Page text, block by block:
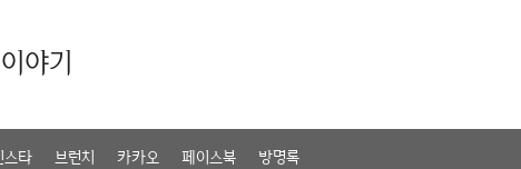
야기
스타 브런치 카카오 페이스북 방명록